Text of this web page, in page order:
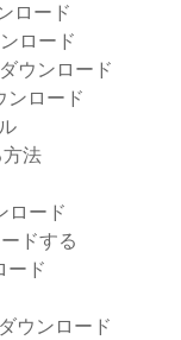
ロード
ロード
ウンロード
ンロード
法
ロード
ドする
ード
ウンロード